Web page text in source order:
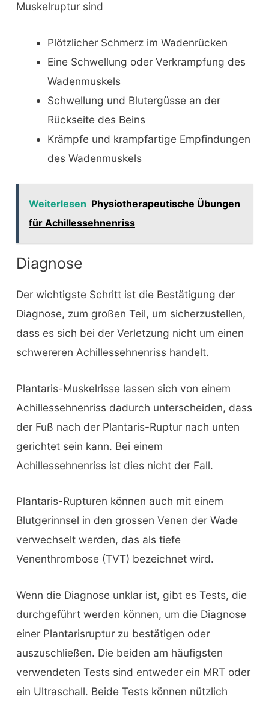
Muskelruptur sind
Plötzlicher Schmerz im Wadenrücken
Eine Schwellung oder Verkrampfung des
Wadenmuskels
Schwellung und Blutergüsse an der
Rückseite des Beins
Krämpfe und krampfartige Empfindungen
des Wadenmuskels
Weiterlesen Physiotherapeutische Übungen
für Achillessehnenriss
Diagnose
Der wichtigste Schritt ist die Bestätigung der
Diagnose, zum großen Teil, um sicherzustellen,
dass es sich bei der Verletzung nicht um einen
schwereren Achillessehnenriss handelt.
Plantaris-Muskelrisse lassen sich von einem
Achillessehnenriss dadurch unterscheiden, dass
der Fuß nach der Plantaris-Ruptur nach unten
gerichtet sein kann. Bei einem
Achillessehnenriss ist dies nicht der Fall.
Plantaris-Rupturen können auch mit einem
Blutgerinnsel in den grossen Venen der Wade
verwechselt werden, das als tiefe
Venenthrombose (TVT) bezeichnet wird.
Wenn die Diagnose unklar ist, gibt es Tests, die
durchgeführt werden können, um die Diagnose
einer Plantarisruptur zu bestätigen oder
auszuschließen. Die beiden am häufigsten
verwendeten Tests sind entweder ein MRT oder
ein Ultraschall. Beide Tests können nützlich